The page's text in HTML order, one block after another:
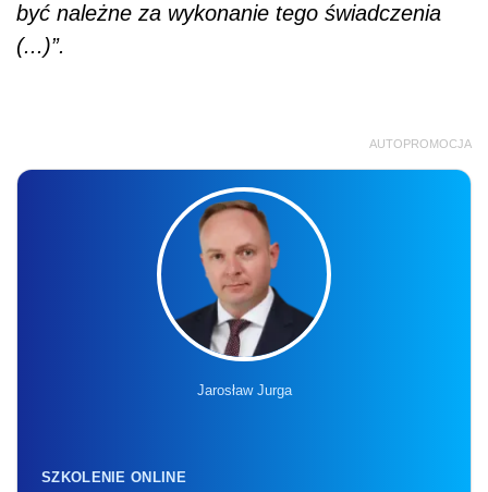
być należne za wykonanie tego świadczenia
(...)”.
AUTOPROMOCJA
Jarosław Jurga
SZKOLENIE ONLINE